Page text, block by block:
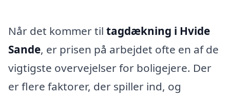
Når det kommer til tagdækning i Hvide
Sande, er prisen på arbejdet ofte en af de
vigtigste overvejelser for boligejere. Der
er flere faktorer, der spiller ind, og